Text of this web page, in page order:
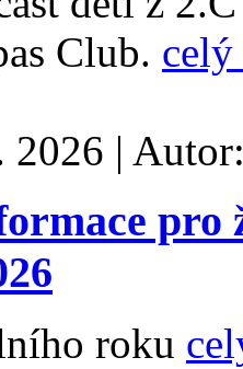
Club.
2026 |
pro
roku